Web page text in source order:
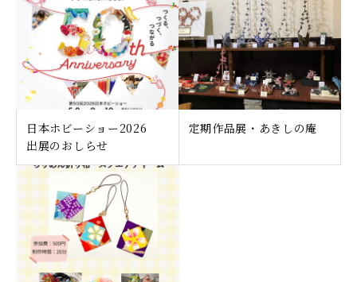
日本ホビーショー2026
出展のおしらせ
定期作品展・あきしの庵